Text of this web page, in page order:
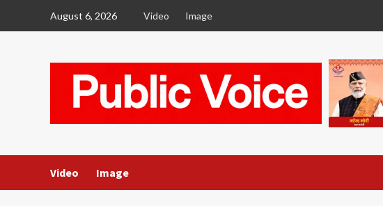
August 6, 2026 Video Image
Video Image